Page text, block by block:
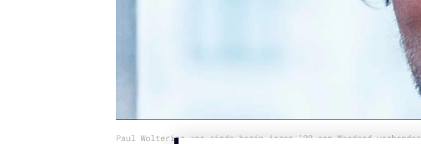
Paul Woltering was sinds begin jaren '00 aan Woedend verbonden.